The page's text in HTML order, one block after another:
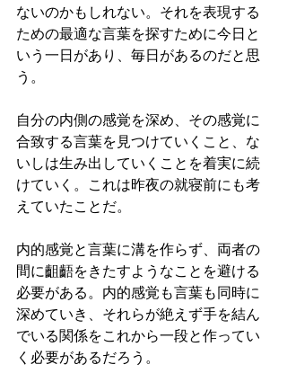
ないのかもしれない。それを表現する
ための最適な言葉を探すために今日と
いう一日があり、毎日があるのだと思
う。
自分の内側の感覚を深め、その感覚に
合致する言葉を見つけていくこと、な
いしは生み出していくことを着実に続
けていく。これは昨夜の就寝前にも考
えていたことだ。
内的感覚と言葉に溝を作らず、両者の
間に齟齬をきたすようなことを避ける
必要がある。内的感覚も言葉も同時に
深めていき、それらが絶えず手を結ん
でいる関係をこれから一段と作ってい
く必要があるだろう。